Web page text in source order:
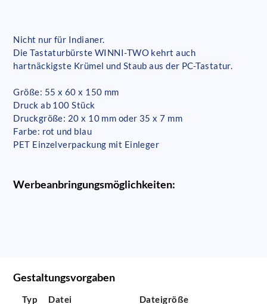
Nicht nur für Indianer.
Die Tastaturbürste WINNI-TWO kehrt auch
hartnäckigste Krümel und Staub aus der PC-Tastatur.
Größe: 55 x 60 x 150 mm
Druck ab 100 Stück
Druckgröße: 20 x 10 mm oder 35 x 7 mm
Farbe: rot und blau
PET Einzelverpackung mit Einleger
Werbeanbringungsmöglichkeiten:
Gestaltungsvorgaben
Typ Datei Dateigröße